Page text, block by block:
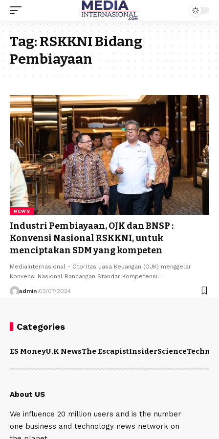
Tag:RSKKNI Bidang
Pembiayaan
NEWS
Industri Pembiayaan, OJK dan BNSP :
Konvensi Nasional RSKKNI, untuk
menciptakan SDM yang kompeten
MediaInternasional - Otoritas Jasa Keuangan (OJK) menggelar
Konvensi Nasional Rancangan Standar Kompetensi…
admin 03/07/2024
Categories
ES MoneyU.K NewsThe EscapistInsiderScience
About US
We influence 20 million users and is the number
one business and technology news network on